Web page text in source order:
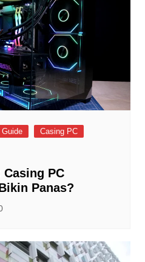
Guide
Casing PC
PC
Panas?